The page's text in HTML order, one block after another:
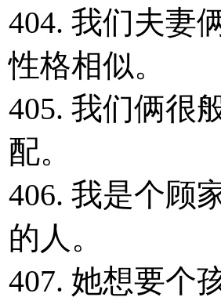
404. 我们夫妻
性格相似。
405. 我们俩很
配。
406. 我是个顾
的人。
407. 她想要个